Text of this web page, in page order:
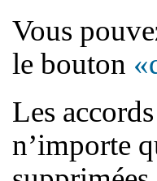
Vous
le bouton
Les
n’importe